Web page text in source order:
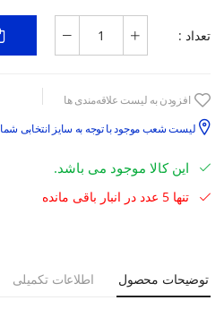
تعداد :
افزودن به لیست علاقه‌مندی ها
لیست شعب موجود با توجه به سایز انتخابی شما
این کالا موجود می باشد.
تنها 5 عدد در انبار باقی مانده
توضیحات محصول اطلاعات تکمیلی